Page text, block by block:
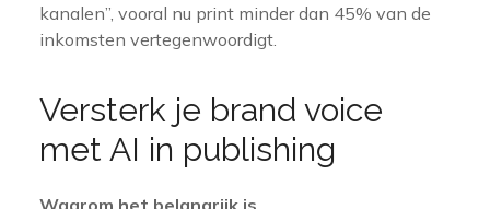
kanalen”, vooral nu print minder dan 45% van de
inkomsten vertegenwoordigt.
Versterk je brand voice
met AI in publishing
Waarom het belangrijk is